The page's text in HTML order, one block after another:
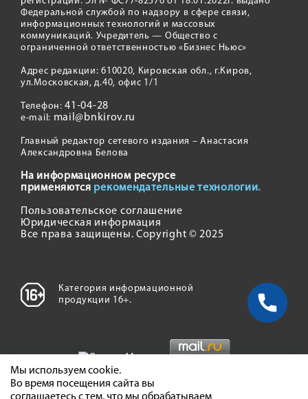
Федеральной службой по надзору в сфере связи,
информационных технологий и массовых
коммуникаций. Учредитель — Общество с
ограниченной ответственностью «Бизнес Ньюс»
Адрес редакции: 610020, Кировская обл., г.Киров,
ул.Московская, д.40, офис 1/1
Телефон:41-04-28
e-mail: mail@bnkirov.ru
Главный редактор сетевого издания – Анастасия
Александровна Белова
На информационном ресурсе
применяются рекомендательные технологии.
Пользовательское соглашение
Юридическая информация
Все права защищены. Copyright © 2025
Категория информационной
продукции 16+.
Мы используем cookie.
Во время посещения сайта вы